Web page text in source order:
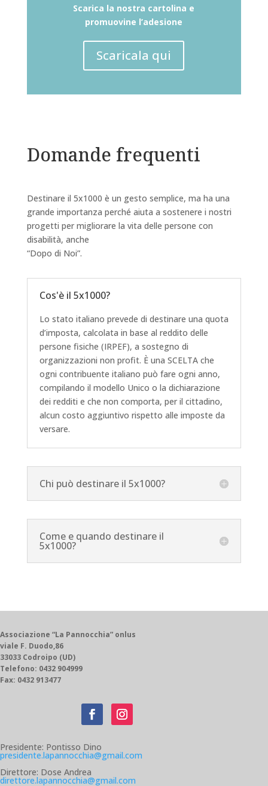
Scarica la nostra cartolina e
promuovine l’adesione
Scaricala qui
Domande frequenti
Destinare il 5x1000 è un gesto semplice, ma ha una
grande importanza perché aiuta a sostenere i nostri
progetti per migliorare la vita delle persone con
disabilità, anche
“Dopo di Noi”.
Cos'è il 5x1000?
Lo stato italiano prevede di destinare una quota
d’imposta, calcolata in base al reddito delle
persone fisiche (IRPEF), a sostegno di
organizzazioni non profit. È una SCELTA che
ogni contribuente italiano può fare ogni anno,
compilando il modello Unico o la dichiarazione
dei redditi e che non comporta, per il cittadino,
alcun costo aggiuntivo rispetto alle imposte da
versare.
Chi può destinare il 5x1000?
Come e quando destinare il
5x1000?
Associazione “La Pannocchia” onlus
viale F. Duodo,86
33033 Codroipo (UD)
Telefono: 0432 904999
Fax: 0432 913477
Presidente: Pontisso Dino
presidente.lapannocchia@gmail.com
Direttore: Dose Andrea
direttore.lapannocchia@gmail.com